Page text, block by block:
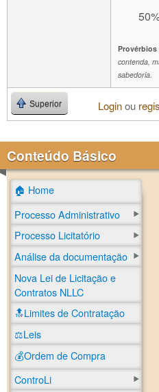
Provérbios
contenda,
sabedoria.
Superior Loginou
Conteúdo Básico
🏠 Home
Processo Administrativo
Processo Licitatório
Análise da documentação
Nova Lei de Licitação e
Contratos NLLC
🔝Limites de Contratação
⚖️Leis
💰Ordem de Compra
ControLi